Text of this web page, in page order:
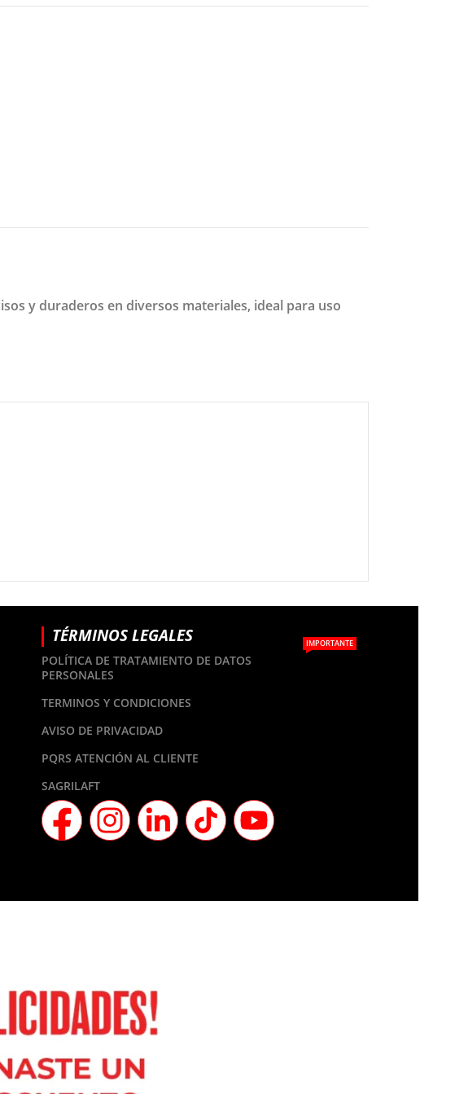
y duraderos en diversos materiales, ideal para uso
TÉRMINOS LEGALES
POLÍTICA DE TRATAMIENTO DE DATOS
PERSONALES
IMPORTANTE
TERMINOS Y CONDICIONES
AVISO DE PRIVACIDAD
PQRS ATENCIÓN AL CLIENTE
SAGRILAFT